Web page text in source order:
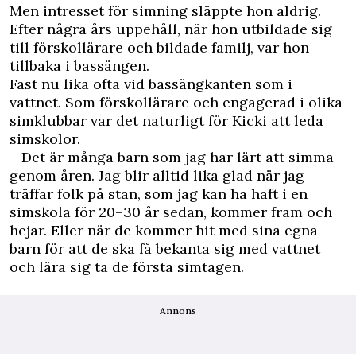
Men intresset för simning släppte hon aldrig.
Efter några års uppehåll, när hon utbildade sig
till förskollärare och bildade familj, var hon
tillbaka i bassängen.
Fast nu lika ofta vid bassängkanten som i
vattnet. Som förskollärare och engagerad i olika
simklubbar var det naturligt för Kicki att leda
simskolor.
– Det är många barn som jag har lärt att simma
genom åren. Jag blir alltid lika glad när jag
träffar folk på stan, som jag kan ha haft i en
simskola för 20–30 år sedan, kommer fram och
hejar. Eller när de kommer hit med sina egna
barn för att de ska få bekanta sig med vattnet
och lära sig ta de första simtagen.
Annons